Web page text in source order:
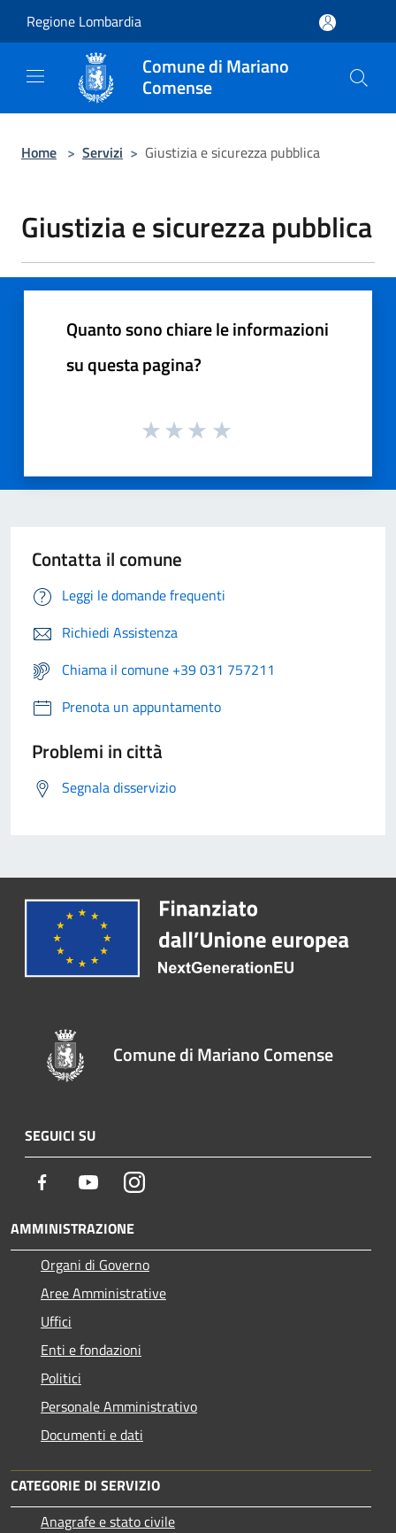
Regione Lombardia
Comune di Mariano
Comense
Home > Servizi > Giustizia e sicurezza pubblica
Giustizia e sicurezza pubblica
Quanto sono chiare le informazioni
su questa pagina?
Contatta il comune
Leggi le domande frequenti
Richiedi Assistenza
Chiama il comune +39 031 757211
Prenota un appuntamento
Problemi in città
Segnala disservizio
Comune di Mariano Comense
SEGUICI SU
Facebook YoutubeInstagram
AMMINISTRAZIONE
Organi di Governo
Aree Amministrative
Uffici
Enti e fondazioni
Politici
Personale Amministrativo
Documenti e dati
CATEGORIE DI SERVIZIO
Anagrafe e stato civile